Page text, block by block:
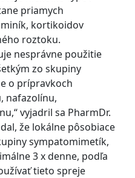
priamych
kortikoidov
roztoku.
nesprávne použitie
zo skupiny
o prípravkoch
nafazolínu,
vyjadril sa PharmDr.
že lokálne pôsobiace
sympatomimetík,
3 x denne, podľa
tieto spreje